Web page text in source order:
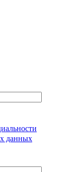
данных